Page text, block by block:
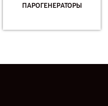
ПАРОГЕНЕРАТОРЫ